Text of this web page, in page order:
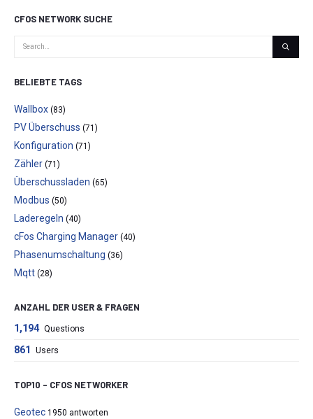
CFOS NETWORK SUCHE
BELIEBTE TAGS
Wallbox (83)
PV Überschuss (71)
Konfiguration (71)
Zähler (71)
Überschussladen (65)
Modbus (50)
Laderegeln (40)
cFos Charging Manager (40)
Phasenumschaltung (36)
Mqtt (28)
ANZAHL DER USER & FRAGEN
1,194 Questions
861 Users
TOP10 – CFOS NETWORKER
Geotec 1950 antworten